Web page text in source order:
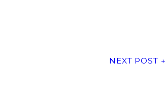
NEXT POST